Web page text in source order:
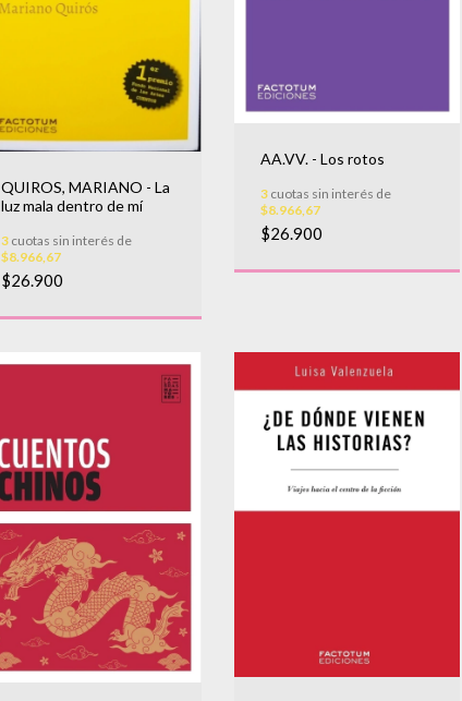
QUIROS, MARIANO - La
luz mala dentro de mí
3 cuotas sin interés de
$8.966,67
$26.900
AA.VV. - Los rotos
3cuotas sin interés de
$8.966,67
$26.900